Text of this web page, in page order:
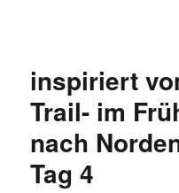
inspiriert
Trail- im
nach
Tag 4